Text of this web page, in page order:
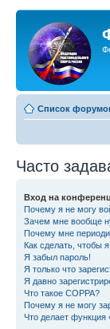
Список
Часто
Вход на
Почему я не могу
Зачем мне вообще
Почему мне
Как сделать, чтобы
Я забыл пароль!
Я только что
Я давно
Что такое COPPA?
Почему я не могу
Что делает функция